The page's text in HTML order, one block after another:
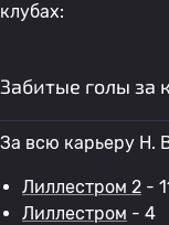
клубах:
Забитые голы за
За всю карьеру H.
Лиллестром 2 -
Лиллестром - 4